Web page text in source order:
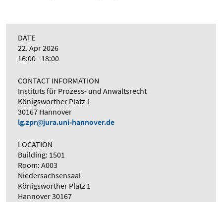
DATE
22. Apr 2026
16:00 - 18:00
CONTACT INFORMATION
Instituts für Prozess- und Anwaltsrecht
Königsworther Platz 1
30167 Hannover
lg.zpr
jura.uni-hannover.de
LOCATION
Building: 1501
Room: A003
Niedersachsensaal
Königsworther Platz 1
Hannover 30167